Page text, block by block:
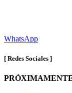
WhatsApp
[ Redes Sociales ]